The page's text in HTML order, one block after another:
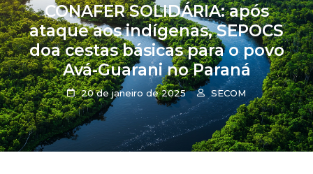
CONAFER SOLIDÁRIA: após
ataque aos indígenas, SEPOCS
doa cestas básicas para o povo
Avá-Guarani no Paraná
20 de janeiro de 2025 SECOM